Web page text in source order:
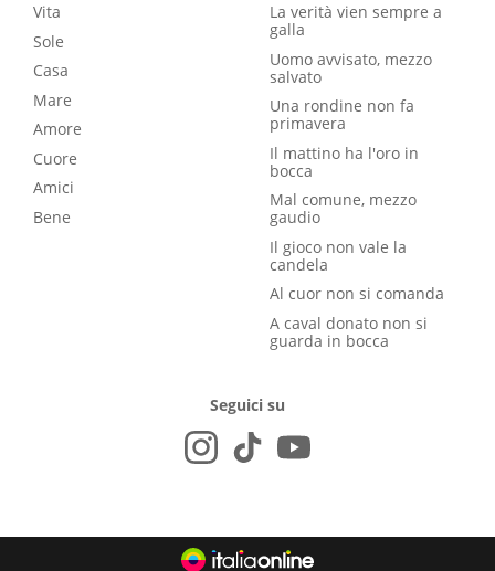
Vita
Sole
Casa
Mare
Amore
Cuore
Amici
Bene
La verità vien sempre a
galla
Uomo avvisato, mezzo
salvato
Una rondine non fa
primavera
Il mattino ha l'oro in
bocca
Mal comune, mezzo
gaudio
Il gioco non vale la
candela
Al cuor non si comanda
A caval donato non si
guarda in bocca
Seguici su